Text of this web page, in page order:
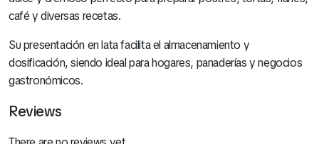
café y diversas recetas.
Su presentación en lata facilita el almacenamiento y
dosificación, siendo ideal para hogares, panaderías y negocios
gastronómicos.
Reviews